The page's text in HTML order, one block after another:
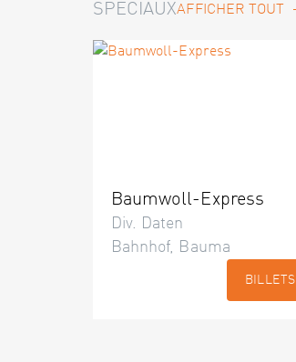
SPÉCIAUXAFFICHER TOUT
Baumwoll-Express
Div. Daten
Bahnhof, Bauma
BILLETS